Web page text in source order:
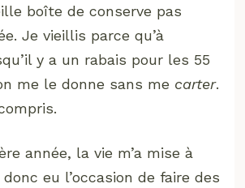
boîte de conserve pas
Je vieillis parce qu’à
y a un rabais pour les 55
me le donne sans me carter.
année, la vie m’a mise à
donc eu l’occasion de faire des